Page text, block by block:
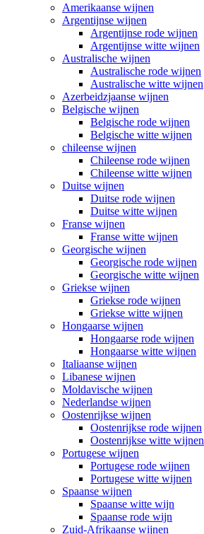
Amerikaanse wijnen
Argentijnse wijnen
Argentijnse rode wijnen
Argentijnse witte wijnen
Australische wijnen
Australische rode wijnen
Australische witte wijnen
Azerbeidzjaanse wijnen
Belgische wijnen
Belgische rode wijnen
Belgische witte wijnen
chileense wijnen
Chileense rode wijnen
Chileense witte wijnen
Duitse wijnen
Duitse rode wijnen
Duitse witte wijnen
Franse wijnen
Franse witte wijnen
Georgische wijnen
Georgische rode wijnen
Georgische witte wijnen
Griekse wijnen
Griekse rode wijnen
Griekse witte wijnen
Hongaarse wijnen
Hongaarse rode wijnen
Hongaarse witte wijnen
Italiaanse wijnen
Libanese wijnen
Moldavische wijnen
Nederlandse wijnen
Oostenrijkse wijnen
Oostenrijkse rode wijnen
Oostenrijkse witte wijnen
Portugese wijnen
Portugese rode wijnen
Portugese witte wijnen
Spaanse wijnen
Spaanse witte wijn
Spaanse rode wijn
Zuid-Afrikaanse wijnen